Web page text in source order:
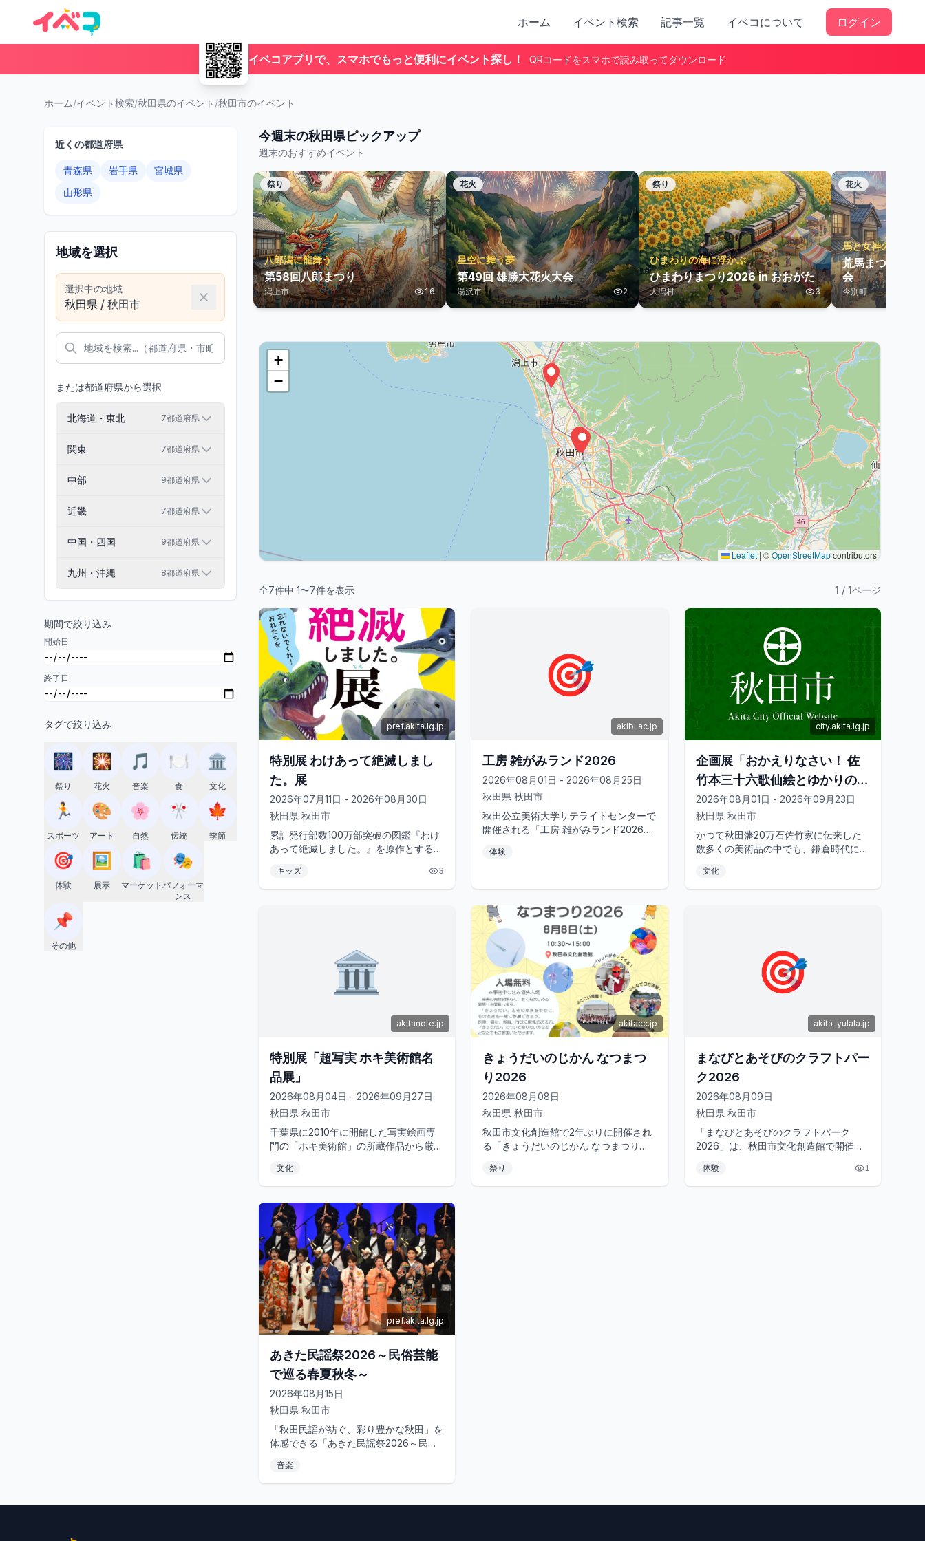
ホーム イベント検索 記事一覧 イベコについて ログイン
イベコアプリで、スマホでもっと便利にイベント探し！ QRコードをスマホで読み取ってダウンロード
ホーム/イベント検索/秋田県のイベント /秋田市のイベント
近くの都道府県
青森県 岩手県
宮城県
山形県
地域を選択
選択中の地域
秋田県 / 秋田市
または都道府県から選択
北海道・東北 7都道府県
関東 7都道府県
中部 9都道府県
近畿 7都道府県
中国・四国 9都道府県
九州・沖縄 8都道府県
期間で絞り込み
開始日
終了日
タグで絞り込み
🎆
祭り
🎇
花火
🎵
音楽
🍽️
食
🏛️
文化
🏃
スポーツ
🎨
アート
🌸
自然
🎌
伝統
🍁
季節
🎯
体験
🖼️
展示
🛍️
マーケット
🎭
パフォーマ
ンス
📌
その他
今週末の秋田県ピックアップ
週末のおすすめイベント
祭り
八郎潟に龍舞う
第58回八郎まつり
潟上市 16
花火
星空に舞う夢
第49回 雄勝大花火大会
湯沢市 2
祭り
ひまわりの海に浮かぶ
ひまわりまつり2026 in おおがた
大潟村 3
花火
馬と女神の夏祭
荒馬まつり合同
会
今別町
+
−
Leaflet | ©OpenStreetMapcontributors
全7件中 1〜7件を表示 1 / 1ページ
pref.akita.lg.jp
特別展 わけあって絶滅しまし
た。展
2026年07月11日 - 2026年08月30日
秋田県 秋田市
累計発行部数100万部突破の図鑑『わけ
あって絶滅しました。』を原作とする、
す。本展では、「優しすぎて絶滅...
キッズ 3
🎯
akibi.ac.jp
工房 雑がみランド2026
2026年08月01日 - 2026年08月25日
秋田県 秋田市
秋田公立美術大学サテライトセンターで
開催される「工房 雑がみランド2026」
使い、自由にものづくりが楽し...
体験
city.akita.lg.jp
企画展「おかえりなさい！ 佐
竹本三十六歌仙絵とゆかりの名
品」
2026年08月01日 - 2026年09月23日
秋田県 秋田市
かつて秋田藩20万石佐竹家に伝来した
数多くの美術品の中でも、鎌倉時代に制
「佐竹本三十六歌仙絵」に焦点を当...
文化
🏛️
akitanote.jp
特別展「超写実 ホキ美術館名
品展」
2026年08月04日 - 2026年09月27日
秋田県 秋田市
千葉県に2010年に開館した写実絵画専
門の「ホキ美術館」の所蔵作品から厳選
本草介、野田弘志といった日本を...
文化
akitacc.jp
きょうだいのじかん なつまつ
り2026
2026年08月08日
秋田県 秋田市
秋田市文化創造館で2年ぶりに開催され
る「きょうだいのじかん なつまつり
る夏祭りです。多くの方々の協力の...
祭り
🎯
akita-yulala.jp
まなびとあそびのクラフトパー
ク2026
2026年08月09日
秋田県 秋田市
「まなびとあそびのクラフトパーク
2026」は、秋田市文化創造館で開催さ
です。ワークショップや飲食ブース、...
体験 1
pref.akita.lg.jp
あきた民謡祭2026～民俗芸能
で巡る春夏秋冬～
2026年08月15日
秋田県 秋田市
「秋田民謡が紡ぐ、彩り豊かな秋田」を
体感できる「あきた民謡祭2026～民俗
す。全国大会優勝経験者による民謡...
音楽